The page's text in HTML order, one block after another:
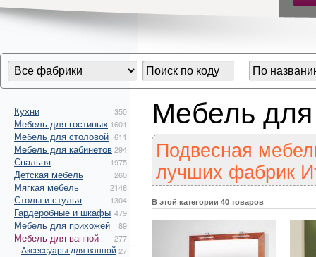
Кухни 350
Мебель для гостиных 1601
Мебель для столовой 611
Мебель для кабинетов294
Спальня 1975
Детская мебель 260
Мягкая мебель 2146
Столы и стулья 1304
Гардеробные и шкафы 479
Мебель для прихожей 89
Мебель для ванной 277
Аксессуары для ванной 27
Мебель
Подвесная
лучших фабрик
В этой категории 40 товаров